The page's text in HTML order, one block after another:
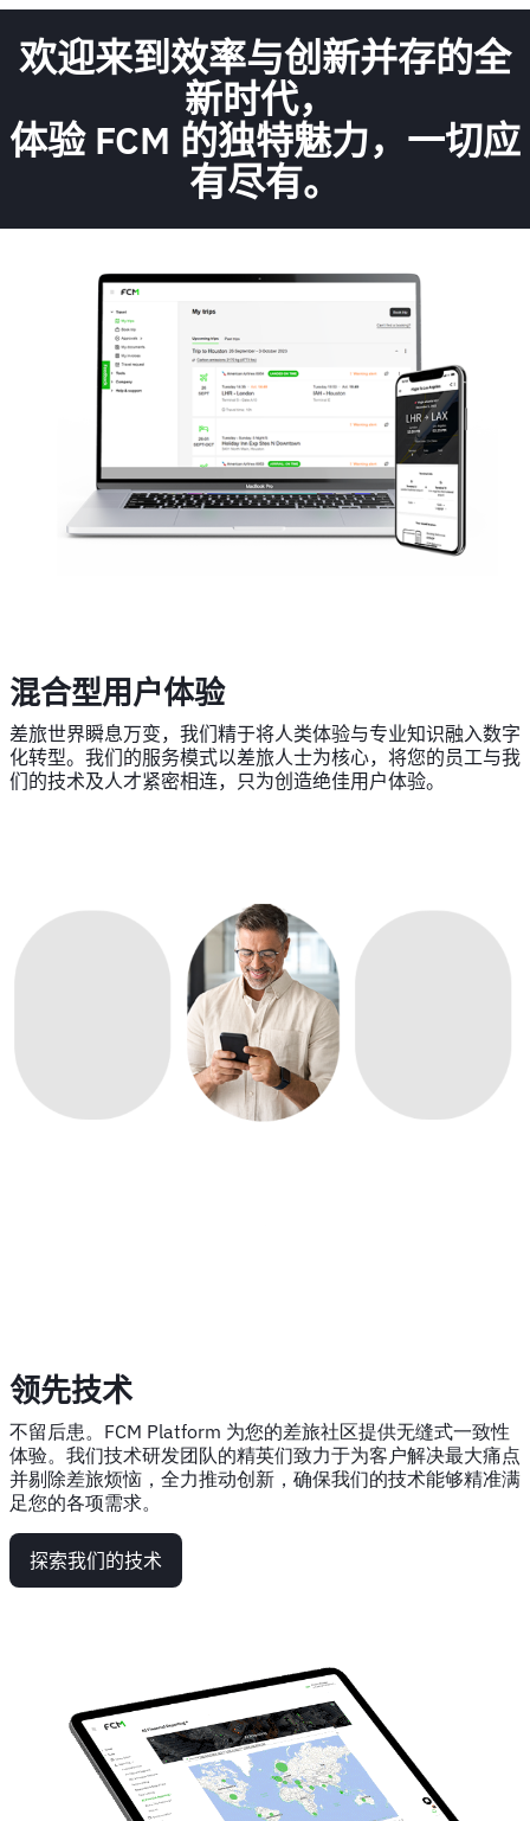
欢迎来到效率与创新并存的全
新时代，
体验 FCM 的独特魅力，一切应
有尽有。
混合型用户体验
差旅世界瞬息万变，我们精于将人类体验与专业知识融入数字
化转型。我们的服务模式以差旅人士为核心，将您的员工与我
们的技术及人才紧密相连，只为创造绝佳用户体验。
领先技术
不留后患。FCM Platform 为您的差旅社区提供无缝式一致性
体验。我们技术研发团队的精英们致力于为客户解决最大痛点
并剔除差旅烦恼，全力推动创新，确保我们的技术能够精准满
足您的各项需求。
探索我们的技术